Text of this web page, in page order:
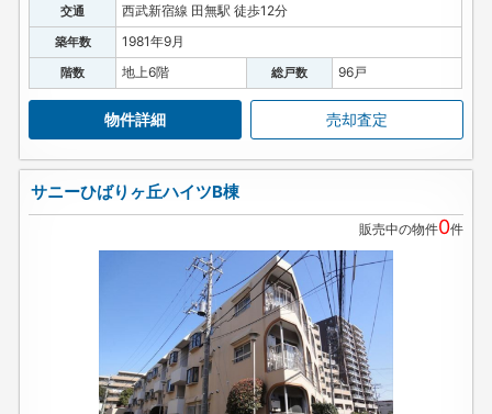
交通 西武新宿線 田無駅 徒歩12分
築年数 1981年9月
階数 地上6階 総戸数 96戸
物件詳細 売却査定
サニーひばりヶ丘ハイツB棟
販売中の物件0件